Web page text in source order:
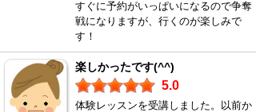
すぐに予約がいっぱいになるので争奪
戦になりますが、行くのが楽しみで
す！
楽しかったです(^^)
5.0
体験レッスンを受講しました。以前か